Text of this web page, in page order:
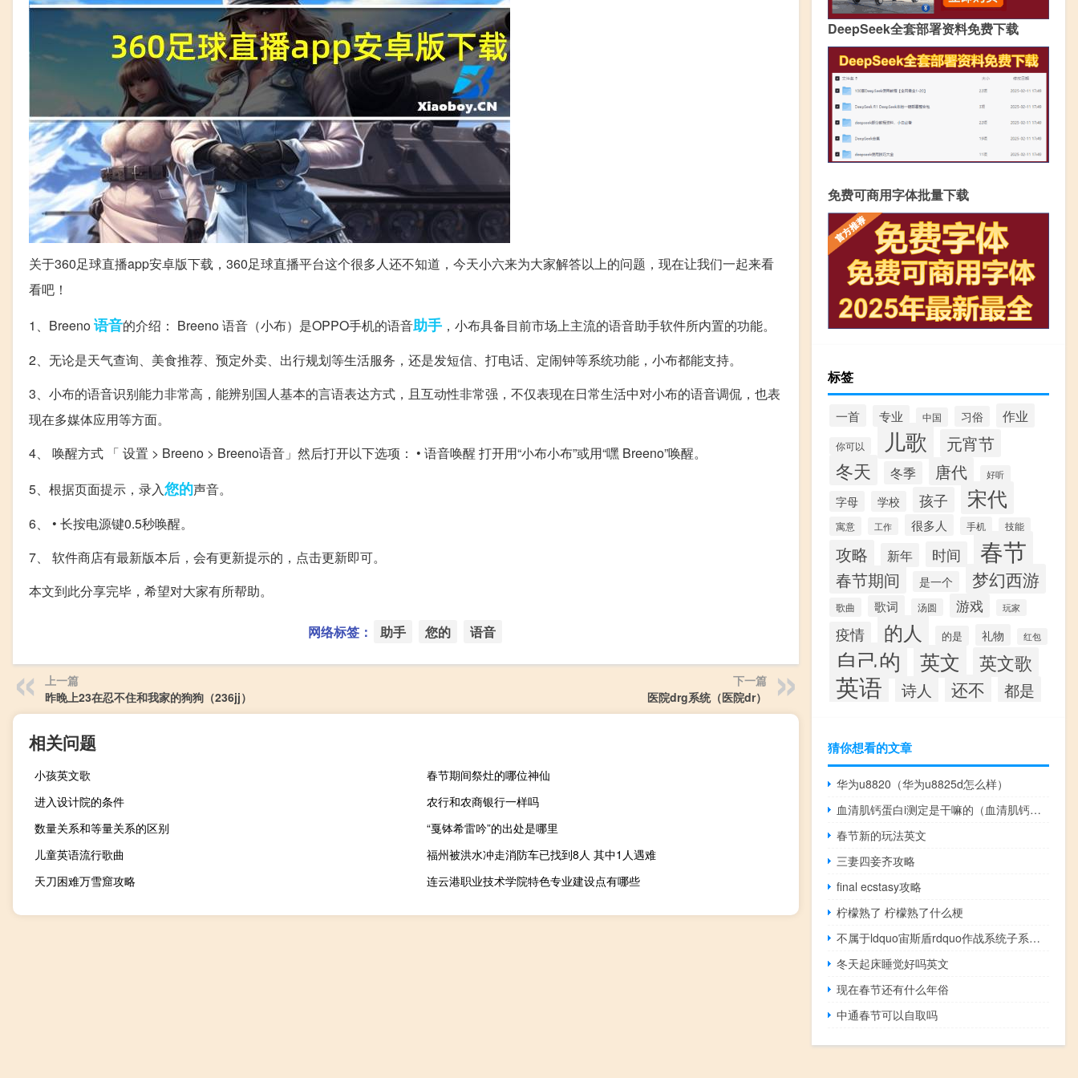
关于360足球直播app安卓版下载，360足球直播平台这个很多人还不知道，今天小六来为大家解答以上的问题，现在让我们一起来看
看吧！
1、Breeno语音的介绍： Breeno 语音（小布）是OPPO手机的语音助手 ，小布具备目前市场上主流的语音助手软件所内置的功能。
2、无论是天气查询、美食推荐、预定外卖、出行规划等生活服务，还是发短信、打电话、定闹钟等系统功能，小布都能支持。
3、小布的语音识别能力非常高，能辨别国人基本的言语表达方式，且互动性非常强，不仅表现在日常生活中对小布的语音调侃，也表
现在多媒体应用等方面。
4、 唤醒方式 「 设置 > Breeno > Breeno语音」然后打开以下选项： • 语音唤醒 打开用“小布小布”或用“嘿 Breeno”唤醒。
5、根据页面提示，录入您的声音。
6、 • 长按电源键0.5秒唤醒。
7、 软件商店有最新版本后，会有更新提示的，点击更新即可。
本文到此分享完毕，希望对大家有所帮助。
网络标签： 助手 您的 语音
上一篇
昨晚上23在忍不住和我家的狗狗（236jj）
下一篇
医院drg系统（医院dr）
相关问题
小孩英文歌
春节期间祭灶的哪位神仙
进入设计院的条件
农行和农商银行一样吗
数量关系和等量关系的区别
“戛钵希雷吟”的出处是哪里
儿童英语流行歌曲
福州被洪水冲走消防车已找到8人 其中1人遇难
天刀困难万雪窟攻略
连云港职业技术学院特色专业建设点有哪些
DeepSeek全套部署资料免费下载
免费可商用字体批量下载
标签
一首 专业 中国 习俗 作业
你可以 儿歌 元宵节
冬天 冬季 唐代 好听
字母 学校 孩子 宋代
寓意 工作 很多人 手机 技能
攻略 新年 时间 春节
春节期间 是一个 梦幻西游
歌曲 歌词 汤圆 游戏 玩家
疫情 的人 的是 礼物 红包
自己的 英文 英文歌
英语 诗人 还不 都是
猜你想看的文章
华为u8820（华为u8825d怎么样）
血清肌钙蛋白i测定是干嘛的（血清肌钙蛋白I测定是查什么）
春节新的玩法英文
三妻四妾齐攻略
final ecstasy攻略
柠檬熟了 柠檬熟了什么梗
不属于ldquo宙斯盾rdquo作战系统子系统的一个是()A武器控制子系统b
冬天起床睡觉好吗英文
现在春节还有什么年俗
中通春节可以自取吗